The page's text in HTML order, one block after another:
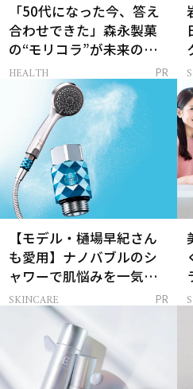
「50代になった今、答え
合わせできた」森永製菓
の“モリコラ”が未来のキ
レイを連れてくる！
HEALTH PR
【モデル・樋場早紀さん
も愛用】ナノバブルのシ
ャワーで肌悩みを一気に
解決
SKINCARE PR